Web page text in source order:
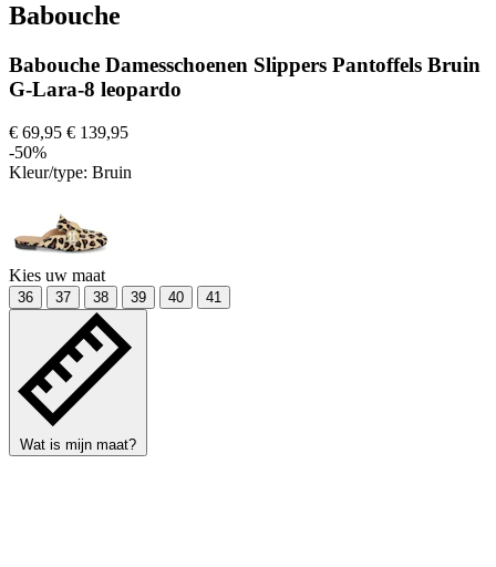
Babouche
Babouche Damesschoenen Slippers Pantoffels Bruin
G-Lara-8 leopardo
€ 69,95 € 139,95
-50%
Kleur/type: Bruin
Kies uw maat
36 37 38 39 40 41
Wat is mijn maat?